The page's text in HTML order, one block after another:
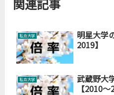
関連記事
私立大学
明星大学
2019】
私立大学
武蔵野大
【2010～